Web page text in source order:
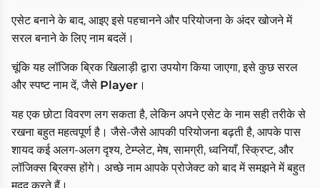
एसेट बनाने के बाद, आइए इसे पहचानने और परियोजना के अंदर खोजने में
सरल बनाने के लिए नाम बदलें।
चूंकि यह लॉजिक ब्रिक खिलाड़ी द्वारा उपयोग किया जाएगा, इसे कुछ सरल
और स्पष्ट नाम दें, जैसे Player ।
यह एक छोटा विवरण लग सकता है, लेकिन अपने एसेट के नाम सही तरीके से
रखना बहुत महत्वपूर्ण है। जैसे-जैसे आपकी परियोजना बढ़ती है, आपके पास
शायद कई अलग-अलग दृश्य, टेम्प्लेट, मेष, सामग्री, ध्वनियाँ, स्क्रिप्ट, और
लॉजिक्स ब्रिक्स होंगे। अच्छे नाम आपके प्रोजेक्ट को बाद में समझने में बहुत